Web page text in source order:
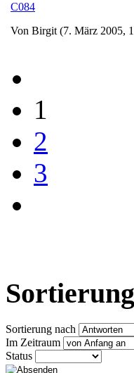
C084
Von Birgit (7. März 2005,
1
2
3
Sortierung nach
Im Zeitraum
Status